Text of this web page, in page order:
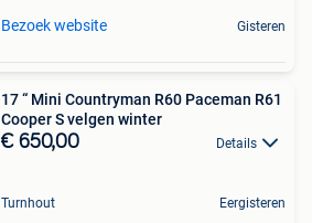
Bezoek website Gisteren
17 “ Mini Countryman R60 Paceman R61
Cooper S velgen winter
€ 650,00 Details
Turnhout Eergisteren